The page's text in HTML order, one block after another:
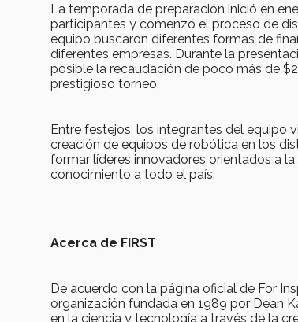
La temporada de preparación inició en
participantes y comenzó el proceso de
equipo buscaron diferentes formas de
diferentes empresas. Durante la
posible la recaudación de poco más de
prestigioso torneo.
Entre festejos, los integrantes del equipo
creación de equipos de robótica en los
formar líderes innovadores orientados a
conocimiento a todo el país.
Acerca de FIRST
De acuerdo con la página oficial de For
organización fundada en 1989 por Dean
en la ciencia y tecnología a través de la